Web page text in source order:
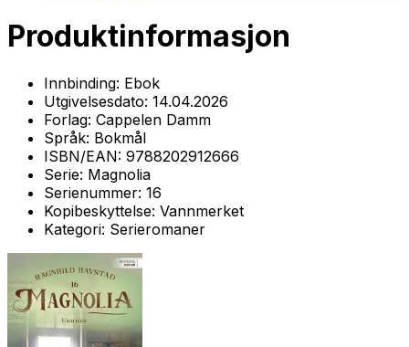
Produktinformasjon
Innbinding: Ebok
Utgivelsesdato: 14.04.2026
Forlag: Cappelen Damm
Språk: Bokmål
ISBN/EAN: 9788202912666
Serie: Magnolia
Serienummer: 16
Kopibeskyttelse: Vannmerket
Kategori: Serieromaner